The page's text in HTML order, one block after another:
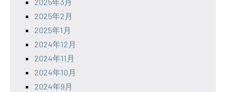
2025年2月
2025年1月
2024年12月
2024年11月
2024年10月
2024年9月